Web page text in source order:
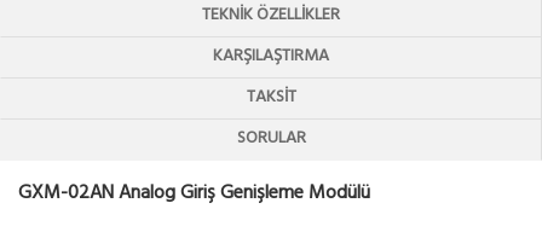
TEKNIK ÖZELLIKLER
KARŞILAŞTIRMA
TAKSIT
SORULAR
GXM-02AN Analog Giriş Genişleme Modülü